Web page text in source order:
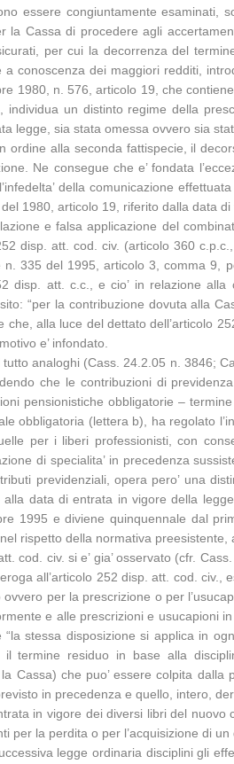
essere congiuntamente esaminati,
la Cassa di procedere agli
per cui la decorrenza del
conoscenza dei maggiori redditi,
1980, n. 576, articolo 19, che
un distinto regime della
legge, sia stata omessa ovvero sia
alla seconda fattispecie, il
Ne consegue che e’ fondata
della comunicazione
1980, articolo 19, riferito dalla data
e falsa applicazione del
disp. att. cod. civ. (articolo 360
335 del 1995, articolo 3, comma 9,
disp. att. c.c., e cio’ in relazione
“per la contribuzione dovuta alla
alla luce del dettato dell’articolo
e’ infondato.
analoghi (Cass. 24.2.05 n. 3846;
che le contribuzioni di
pensionistiche obbligatorie –
obbligatoria (lettera b), ha regolato
per i liberi professionisti, con
di specialita’ in precedenza
previdenziali, opera pero’ una
data di entrata in vigore della
1995 e diviene quinquennale dal
rispetto della normativa preesistente,
cod. civ. si e’ gia’ osservato (cfr.
all’articolo 252 disp. att. cod.
per la prescrizione o per
e alle prescrizioni e
stessa disposizione si applica in
termine residuo in base alla
Cassa) che puo’ essere colpita
in precedenza e quello, intero,
in vigore dei diversi libri del
per la perdita o per l’acquisizione di un
legge ordinaria disciplini gli